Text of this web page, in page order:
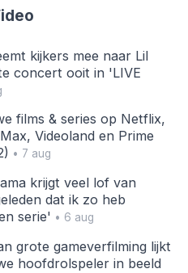
kijkers mee naar Lil
concert ooit in 'LIVE
films & series op Netflix,
Videoland en Prime
• 7 aug
krijgt veel lof van
dat ik zo heb
serie' • 6 aug
grote gameverfilming lijkt
hoofdrolspeler in beeld